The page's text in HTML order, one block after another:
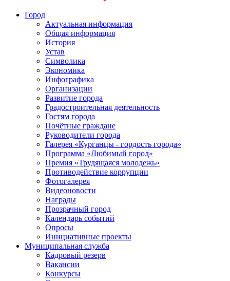
Город
Актуальная информация
Общая информация
История
Устав
Символика
Экономика
Инфографика
Организации
Развитие города
Градостроительная деятельность
Гостям города
Почётные граждане
Руководители города
Галерея «Курганцы - гордость города»
Программа «Любимый город»
Премия «Трудящаяся молодежь»
Противодействие коррупции
Фотогалерея
Видеоновости
Награды
Прозрачный город
Календарь событий
Опросы
Инициативные проекты
Муниципальная служба
Кадровый резерв
Вакансии
Конкурсы